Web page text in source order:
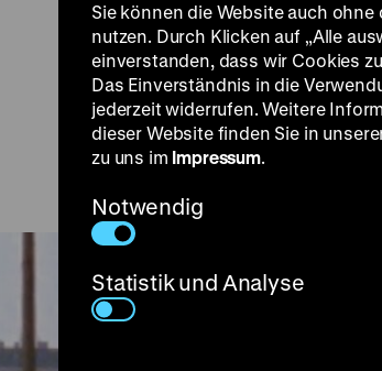
Sie können die Website auch
nutzen. Durch Klicken auf „Alle
einverstanden, dass wir Cookies
Das Einverständnis in die
jederzeit widerrufen. Weitere
dieser Website finden Sie in
zu uns im Impressum.
Notwendig
Statistik und Analyse